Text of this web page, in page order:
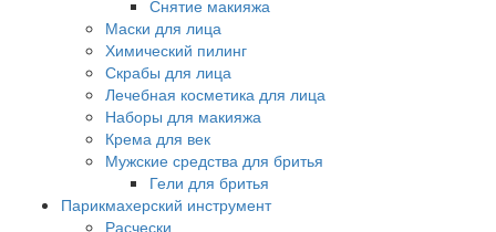
Снятие макияжа
Маски для лица
Химический пилинг
Скрабы для лица
Лечебная косметика для лица
Наборы для макияжа
Крема для век
Мужские средства для бритья
Гели для бритья
Парикмахерский инструмент
Расчески